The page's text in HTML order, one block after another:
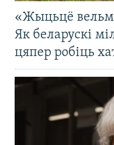
«Жыцьцё
Як беларускі
цяпер робіць